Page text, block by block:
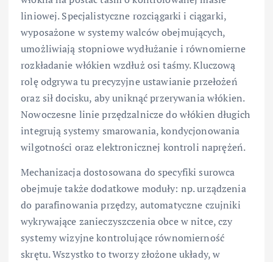
liniowej. Specjalistyczne rozciągarki i ciągarki,
wyposażone w systemy walców obejmujących,
umożliwiają stopniowe wydłużanie i równomierne
rozkładanie włókien wzdłuż osi taśmy. Kluczową
rolę odgrywa tu precyzyjne ustawianie przełożeń
oraz sił docisku, aby uniknąć przerywania włókien.
Nowoczesne linie przędzalnicze do włókien długich
integrują systemy smarowania, kondycjonowania
wilgotności oraz elektronicznej kontroli naprężeń.
Mechanizacja dostosowana do specyfiki surowca
obejmuje także dodatkowe moduły: np. urządzenia
do parafinowania przędzy, automatyczne czujniki
wykrywające zanieczyszczenia obce w nitce, czy
systemy wizyjne kontrolujące równomierność
skrętu. Wszystko to tworzy złożone układy, w